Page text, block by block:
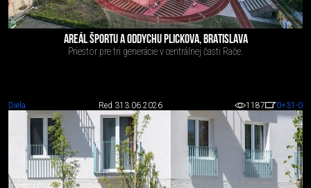
AREÁL ŠPORTU A ODDYCHU PLICKOVA, BRATISLAVA
Priestor pre tri generácie v centrálnej časti Rače.
Diela Red 313.06.2026 1187 0+31 -0